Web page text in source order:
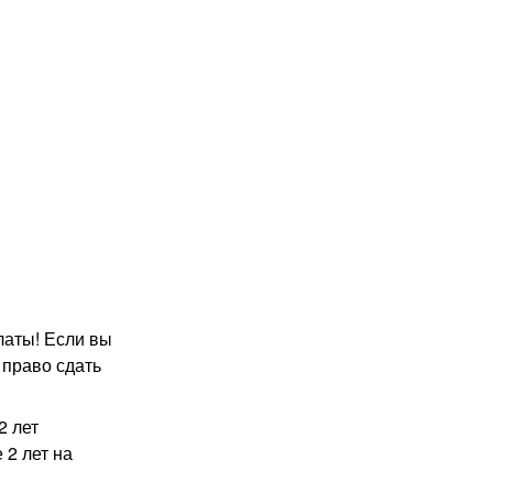
Если вы
сдать
лет
лет на